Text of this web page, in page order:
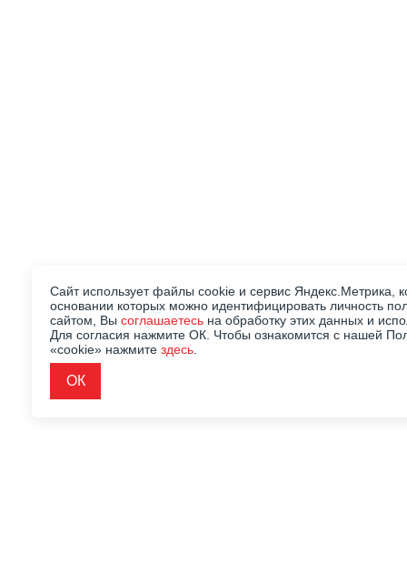
Сайт использует файлы cookie и сервис Яндекс.Метрика,
основании которых можно идентифицировать личность
сайтом, Вы соглашаетесь на обработку этих данных и
Для согласия нажмите ОК. Чтобы ознакомится с нашей
«cookie» нажмите здесь.
ОК